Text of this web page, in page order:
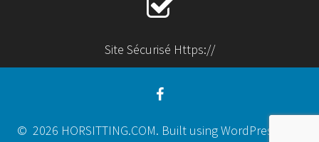
Site Sécurisé Https://
© 2026 HORSITTING.COM. Built using WordPress and